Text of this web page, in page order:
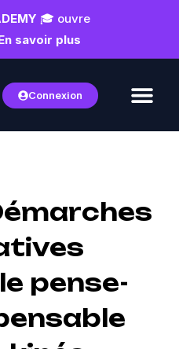
🎓 ouvre
savoir plus
Connexion
pense-